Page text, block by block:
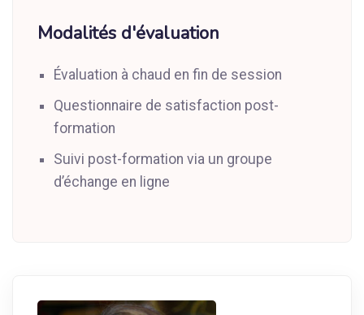
Modalités d'évaluation
Évaluation à chaud en fin de session
Questionnaire de satisfaction post-
formation
Suivi post-formation via un groupe
d’échange en ligne